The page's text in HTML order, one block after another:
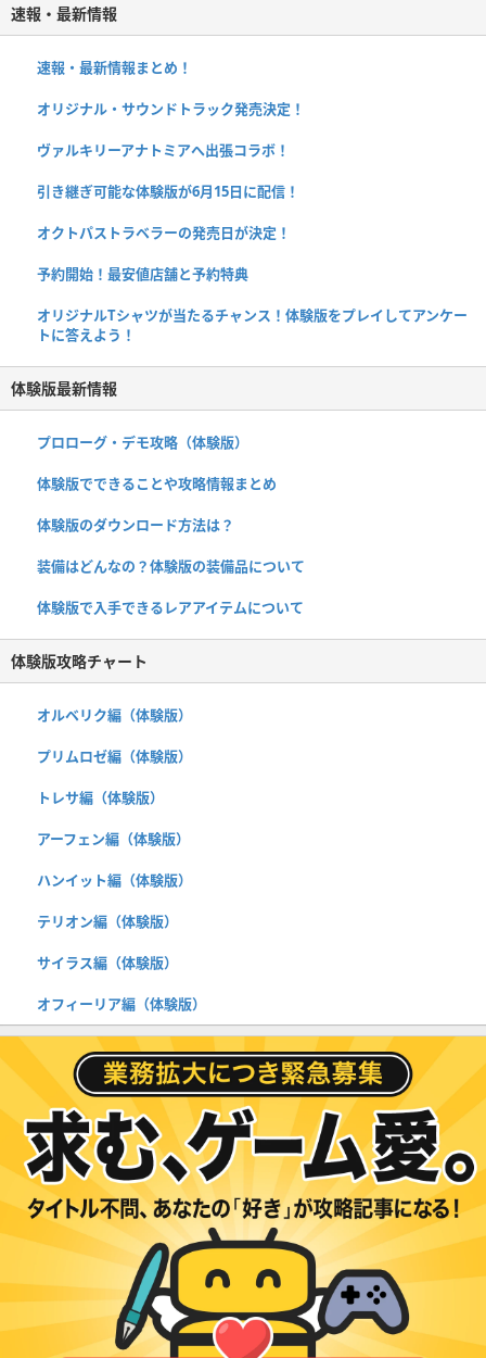
速報・最新情報
速報・最新情報まとめ！
オリジナル・サウンドトラック発売決定！
ヴァルキリーアナトミアへ出張コラボ！
引き継ぎ可能な体験版が6月15日に配信！
オクトパストラベラーの発売日が決定！
予約開始！最安値店舗と予約特典
オリジナルTシャツが当たるチャンス！体験版をプレイしてアンケー
トに答えよう！
体験版最新情報
プロローグ・デモ攻略（体験版）
体験版でできることや攻略情報まとめ
体験版のダウンロード方法は？
装備はどんなの？体験版の装備品について
体験版で入手できるレアアイテムについて
体験版攻略チャート
オルベリク編（体験版）
プリムロゼ編（体験版）
トレサ編（体験版）
アーフェン編（体験版）
ハンイット編（体験版）
テリオン編（体験版）
サイラス編（体験版）
オフィーリア編（体験版）